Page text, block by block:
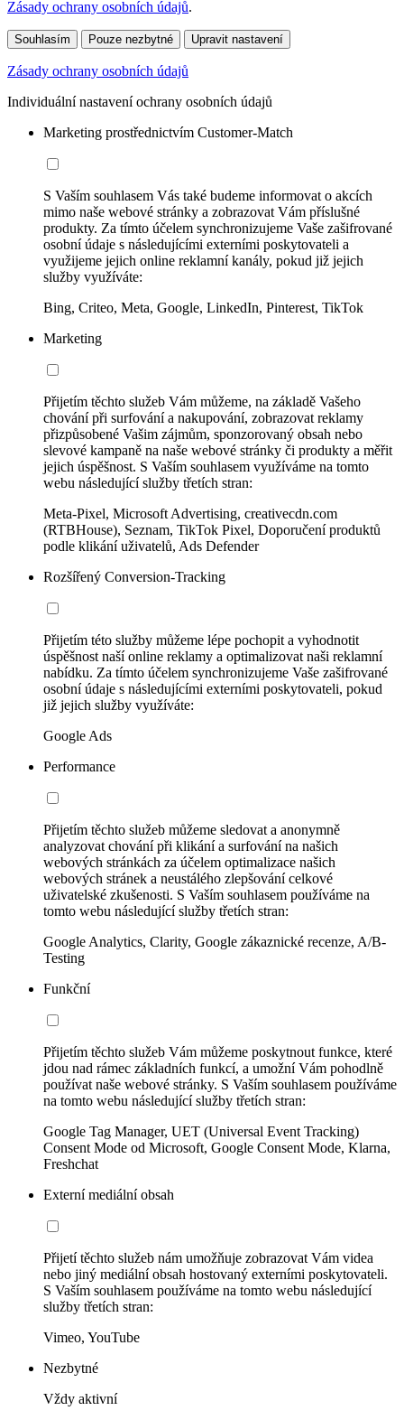
Zásady ochrany osobních údajů.
Souhlasím Pouze nezbytné Upravit nastavení
Zásady ochrany osobních údajů
Individuální nastavení ochrany osobních údajů
Marketing prostřednictvím Customer-Match
S Vaším souhlasem Vás také budeme informovat o akcích
mimo naše webové stránky a zobrazovat Vám příslušné
produkty. Za tímto účelem synchronizujeme Vaše zašifrované
osobní údaje s následujícími externími poskytovateli a
využijeme jejich online reklamní kanály, pokud již jejich
služby využíváte:
Bing, Criteo, Meta, Google, LinkedIn, Pinterest, TikTok
Marketing
Přijetím těchto služeb Vám můžeme, na základě Vašeho
chování při surfování a nakupování, zobrazovat reklamy
přizpůsobené Vašim zájmům, sponzorovaný obsah nebo
slevové kampaně na naše webové stránky či produkty a měřit
jejich úspěšnost. S Vaším souhlasem využíváme na tomto
webu následující služby třetích stran:
Meta-Pixel, Microsoft Advertising, creativecdn.com
(RTBHouse), Seznam, TikTok Pixel, Doporučení produktů
podle klikání uživatelů, Ads Defender
Rozšířený Conversion-Tracking
Přijetím této služby můžeme lépe pochopit a vyhodnotit
úspěšnost naší online reklamy a optimalizovat naši reklamní
nabídku. Za tímto účelem synchronizujeme Vaše zašifrované
osobní údaje s následujícími externími poskytovateli, pokud
již jejich služby využíváte:
Google Ads
Performance
Přijetím těchto služeb můžeme sledovat a anonymně
analyzovat chování při klikání a surfování na našich
webových stránkách za účelem optimalizace našich
webových stránek a neustálého zlepšování celkové
uživatelské zkušenosti. S Vaším souhlasem používáme na
tomto webu následující služby třetích stran:
Google Analytics, Clarity, Google zákaznické recenze, A/B-
Testing
Funkční
Přijetím těchto služeb Vám můžeme poskytnout funkce, které
jdou nad rámec základních funkcí, a umožní Vám pohodlně
používat naše webové stránky. S Vaším souhlasem používáme
na tomto webu následující služby třetích stran:
Google Tag Manager, UET (Universal Event Tracking)
Consent Mode od Microsoft, Google Consent Mode, Klarna,
Freshchat
Externí mediální obsah
Přijetí těchto služeb nám umožňuje zobrazovat Vám videa
nebo jiný mediální obsah hostovaný externími poskytovateli.
S Vaším souhlasem používáme na tomto webu následující
služby třetích stran:
Vimeo, YouTube
Nezbytné
Vždy aktivní